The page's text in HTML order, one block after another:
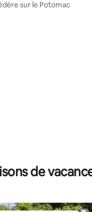
sur la base de 57
sur le Potomac
de